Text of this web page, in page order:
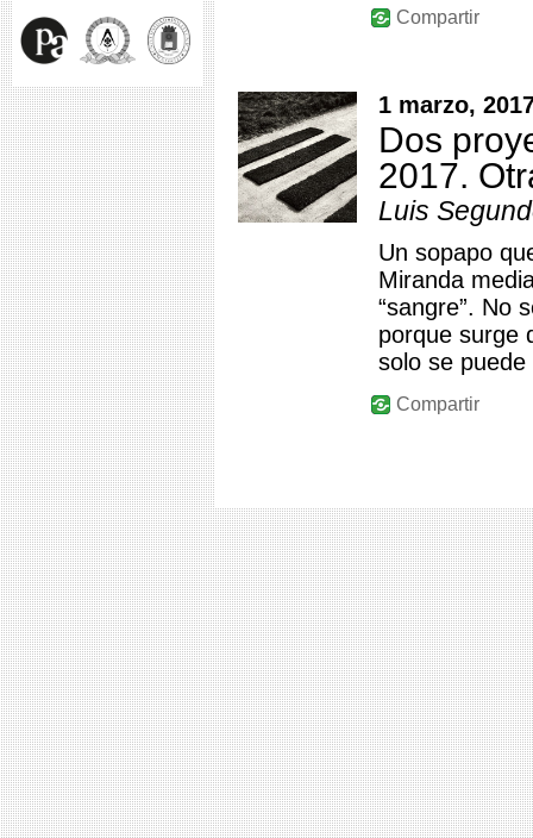
Compartir
1 marzo,
Dos
2017.
Luis
Un sopapo
Miranda
“sangre”. No
porque surge
solo se
Compartir